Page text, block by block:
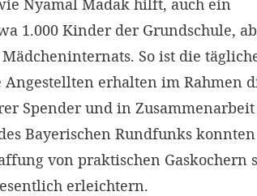
Nyamal Madak hilft, auch ein
1.000 Kinder der Grundschule,
So ist die
erhalten im Rahmen
Spender und in
Bayerischen Rundfunks
von praktischen Gaskochern
erleichtern.